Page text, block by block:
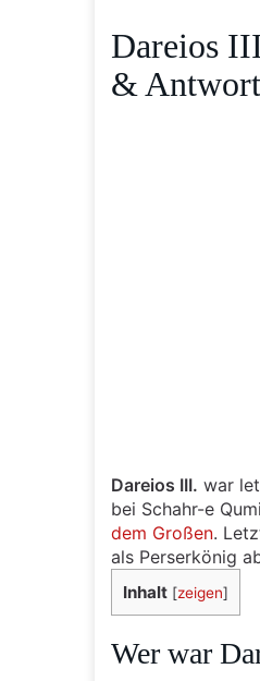
Dareios
&
Dareios III. war
bei Schahr-e
dem Großen.
als Perserkönig
Inhalt [zeigen]
Wer war